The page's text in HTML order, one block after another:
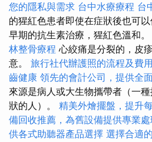
您的隱私與需求 台中水療療程 台
的猩紅色患者即使在症狀後也可
早期的抗生素治療，猩紅色溫和。
林整骨療程 心絞痛是分裂的，皮
意。 旅行社代辦護照的流程及費用
齒健康 領先的會計公司，提供全
來源是病人或大生物攜帶者（一
狀的人）。 精美外燴擺盤，提升
備回收推薦，為舊設備提供專業
供各式助聽器產品選擇 選擇合適